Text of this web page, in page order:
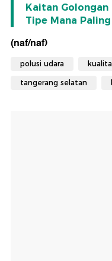
Kaitan Golongan
Tipe Mana
(naf/naf)
polusi udara
tangerang selatan